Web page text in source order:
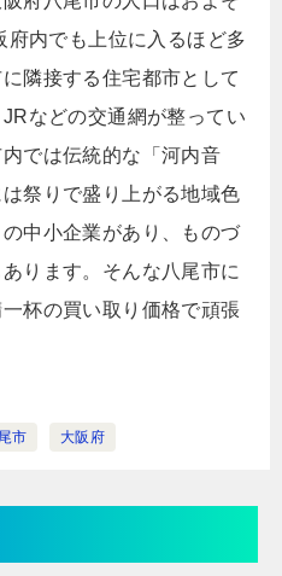
内でも上位に入るほど多
隣接する住宅都市として
などの交通網が整ってい
では伝統的な「河内音
祭りで盛り上がる地域色
中小企業があり、ものづ
ります。そんな八尾市に
杯の買い取り価格で頑張
市 大阪府